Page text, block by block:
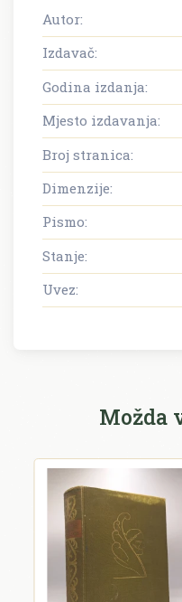
Autor:
Izdavač:
Godina izdanja:
Mjesto izdavanja:
Broj stranica:
Dimenzije:
Pismo:
Stanje:
Uvez:
Možda